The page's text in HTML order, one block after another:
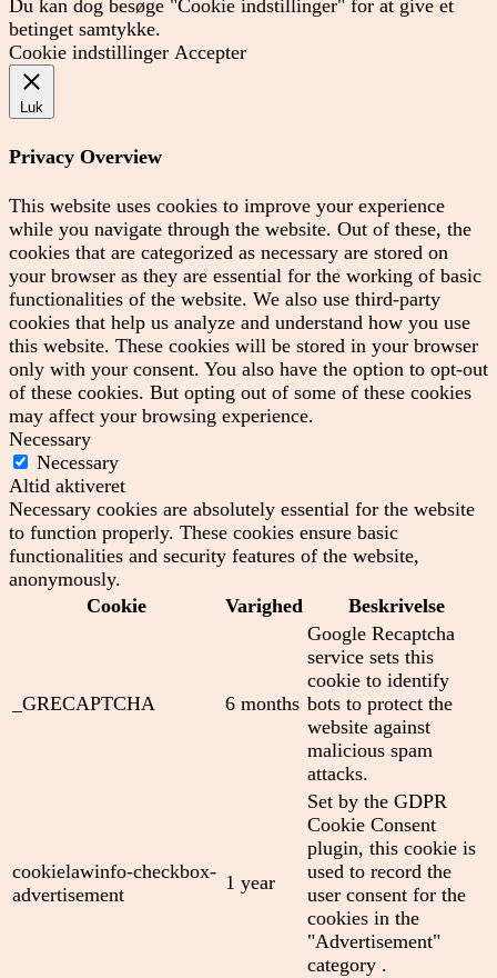
Du kan dog besøge "Cookie indstillinger" for at give et
betinget samtykke.
Cookie indstillinger Accepter
Luk
Privacy Overview
This website uses cookies to improve your experience
while you navigate through the website. Out of these, the
cookies that are categorized as necessary are stored on
your browser as they are essential for the working of basic
functionalities of the website. We also use third-party
cookies that help us analyze and understand how you use
this website. These cookies will be stored in your browser
only with your consent. You also have the option to opt-out
of these cookies. But opting out of some of these cookies
may affect your browsing experience.
Necessary
Necessary
Altid aktiveret
Necessary cookies are absolutely essential for the website
to function properly. These cookies ensure basic
functionalities and security features of the website,
anonymously.
Cookie
Varighed Beskrivelse
_GRECAPTCHA 6 months
Google Recaptcha
service sets this
cookie to identify
bots to protect the
website against
malicious spam
attacks.
cookielawinfo-checkbox-
advertisement
1 year
Set by the GDPR
Cookie Consent
plugin, this cookie is
used to record the
user consent for the
cookies in the
"Advertisement"
category .